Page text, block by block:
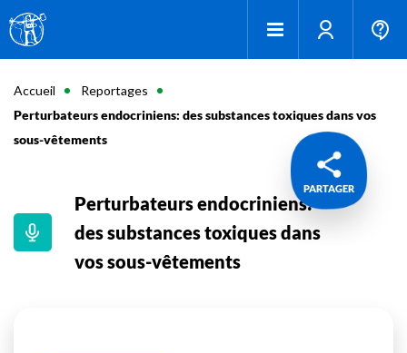
Accueil
Reportages
Perturbateurs endocriniens: des substances toxiques dans vos
sous-vêtements
PARTAGER
Perturbateurs endocriniens:
des substances toxiques dans
vos sous-vêtements